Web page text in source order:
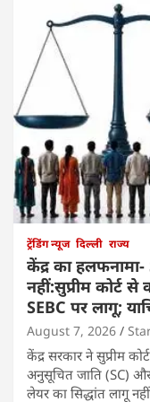
ट्रेंडिंग न्यूज दिल्ली राज्य
केंद्र का
नहीं:सुप्रीम कोर्ट
SEBC पर लागू;
August 7, 2026
केंद्र सरकार ने सुप्रीम
अनुसूचित जाति (SC)
लेयर का सिद्धांत लागू